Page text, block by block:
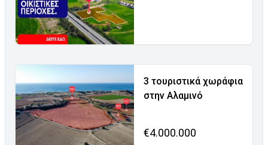
3 τουριστικά χωράφια
στην Αλαμινό
€4.000.000